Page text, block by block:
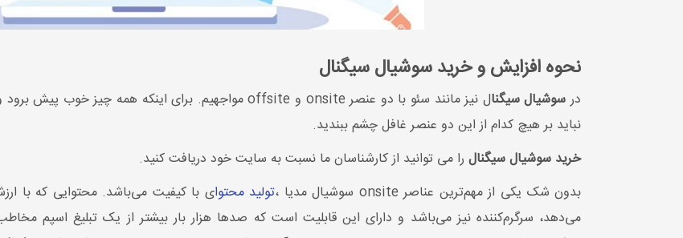
نحوه افزایش و خرید سوشیال سیگنال
درسوشیال سیگنال نیز مانند سئو با دو عنصر onsite و offsite مواجهیم. برای اینکه همه چیز خوب پیش برود و کمپین
نباید بر هیچ کدام از این دو عنصر غافل چشم ببندید.
خرید سوشیال سیگنال را می توانید از کارشناسان ما نسبت به سایت خود دریافت کنید.
بدون شک یکی از مهم‌ترین عناصر onsite سوشیال مدیا ،
تولید محتوای با کیفیت می‌باشد. محتوایی که با
می‌دهد، سرگرم‌کننده نیز می‌باشد و دارای این قابلیت است که صدها هزار بار بیشتر از یک تبلیغ اسپم